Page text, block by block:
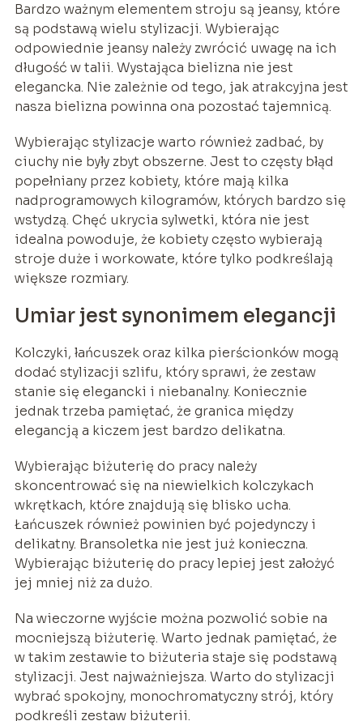
Bardzo ważnym elementem stroju są jeansy, które
są podstawą wielu stylizacji. Wybierając
odpowiednie jeansy należy zwrócić uwagę na ich
długość w talii. Wystająca bielizna nie jest
elegancka. Nie zależnie od tego, jak atrakcyjna jest
nasza bielizna powinna ona pozostać tajemnicą.
Wybierając stylizacje warto również zadbać, by
ciuchy nie były zbyt obszerne. Jest to częsty błąd
popełniany przez kobiety, które mają kilka
nadprogramowych kilogramów, których bardzo się
wstydzą. Chęć ukrycia sylwetki, która nie jest
idealna powoduje, że kobiety często wybierają
stroje duże i workowate, które tylko podkreślają
większe rozmiary.
Umiar jest synonimem elegancji
Kolczyki, łańcuszek oraz kilka pierścionków mogą
dodać stylizacji szlifu, który sprawi, że zestaw
stanie się elegancki i niebanalny. Koniecznie
jednak trzeba pamiętać, że granica między
elegancją a kiczem jest bardzo delikatna.
Wybierając biżuterię do pracy należy
skoncentrować się na niewielkich kolczykach
wkrętkach, które znajdują się blisko ucha.
Łańcuszek również powinien być pojedynczy i
delikatny. Bransoletka nie jest już konieczna.
Wybierając biżuterię do pracy lepiej jest założyć
jej mniej niż za dużo.
Na wieczorne wyjście można pozwolić sobie na
mocniejszą biżuterię. Warto jednak pamiętać, że
w takim zestawie to biżuteria staje się podstawą
stylizacji. Jest najważniejsza. Warto do stylizacji
wybrać spokojny, monochromatyczny strój, który
podkreśli zestaw biżuterii.